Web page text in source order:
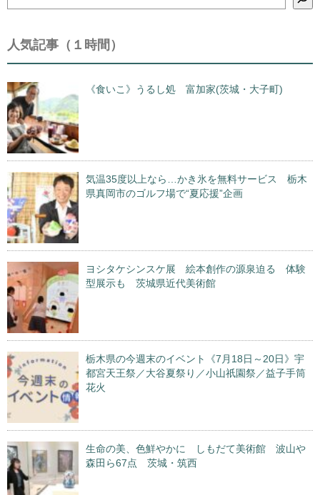
索
人気記事（１時間）
《食いこ》うるし処 富加家(茨城・大子町)
気温35度以上なら…かき氷を無料サービス 栃木
県真岡市のゴルフ場で“夏応援”企画
ヨシタケシンスケ展 絵本創作の源泉迫る 体験
型展示も 茨城県近代美術館
栃木県の今週末のイベント《7月18日～20日》宇
都宮天王祭／大谷夏祭り／小山祇園祭／益子手筒
花火
生命の美、色鮮やかに しもだて美術館 波山や
森田ら67点 茨城・筑西